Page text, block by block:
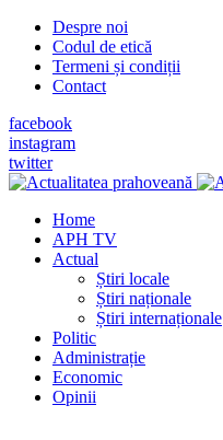
Despre noi
Codul de etică
Termeni și condiții
Contact
facebook
instagram
twitter
Home
APH TV
Actual
Știri locale
Știri naționale
Știri internaționale
Politic
Administrație
Economic
Opinii